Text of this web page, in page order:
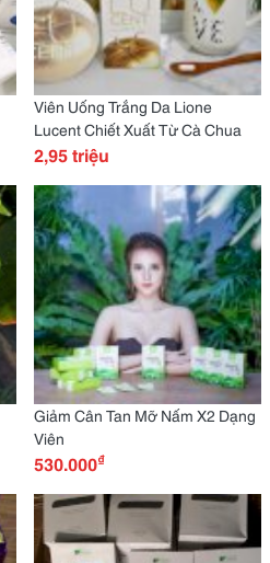
Viên Uống Trắng Da Lione
Lucent Chiết Xuất Từ Cà Chua
2,95 triệu
Giảm Cân Tan Mỡ Nấm X2 Dạng
Viên
530.000₫